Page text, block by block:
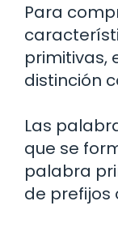
Para
primitivas,
distinción
Las
que se
palabra
de prefijos